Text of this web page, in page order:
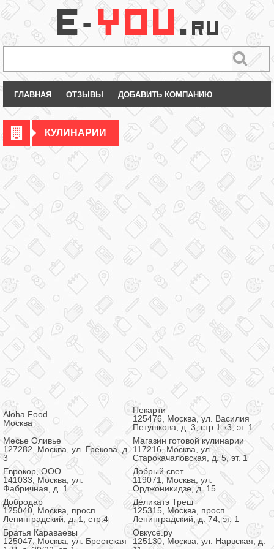
ГЛАВНАЯ ОТЗЫВЫ ДОБАВИТЬ КОМПАНИЮ
КУЛИНАРИИ
Aloha Food
Москва
Пекарти
125476, Москва, ул. Василия
Петушкова, д. 3, стр.1 к3, эт. 1
Месье Оливье
127282, Москва, ул. Грекова, д.
3
Магазин готовой кулинарии
117216, Москва, ул.
Старокачаловская, д. 5, эт. 1
Еврокор, ООО
141033, Москва, ул.
Фабричная, д. 1
Добрый свет
119071, Москва, ул.
Орджоникидзе, д. 15
Добродар
125040, Москва, просп.
Ленинградский, д. 1, стр.4
Деликатэ Треш
125315, Москва, просп.
Ленинградский, д. 74, эт. 1
Братья Караваевы
125047, Москва, ул. Брестская
Овкусе.ру
125130, Москва, ул. Нарвская, д.